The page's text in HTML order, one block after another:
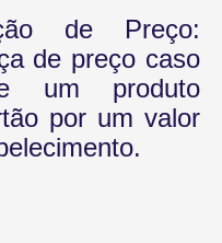
de Preço:
de preço caso
um produto
por um valor